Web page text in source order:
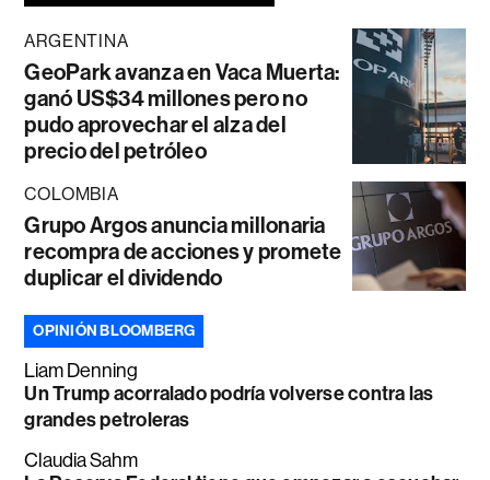
ARGENTINA
GeoPark avanza en Vaca Muerta:
ganó US$34 millones pero no
pudo aprovechar el alza del
precio del petróleo
COLOMBIA
Grupo Argos anuncia millonaria
recompra de acciones y promete
duplicar el dividendo
OPINIÓN BLOOMBERG
Liam Denning
Un Trump acorralado podría volverse contra las
grandes petroleras
Claudia Sahm